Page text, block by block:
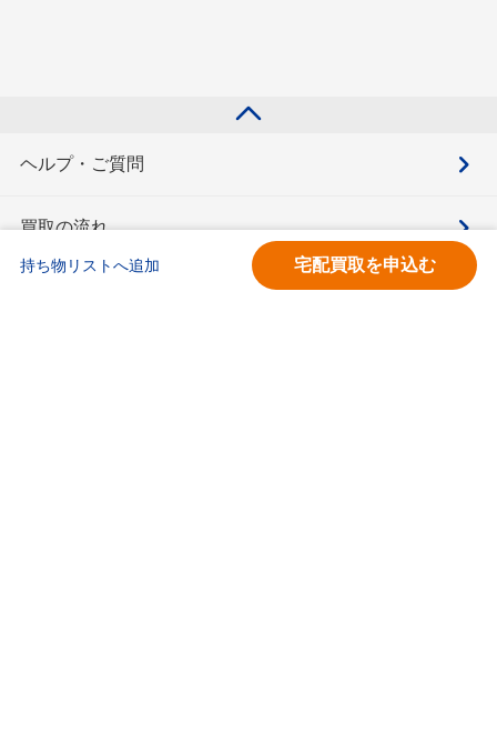
持ち物リストへ追加 宅配買取を申込む
ヘルプ・ご質問
買取の流れ